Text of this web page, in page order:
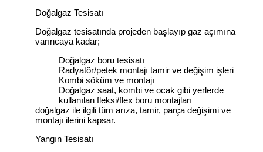
Doğalgaz Tesisatı
Doğalgaz tesisatında projeden başlayıp gaz açımına
varıncaya kadar;
Doğalgaz boru tesisatı
Radyatör/petek montajı tamir ve değişim işleri
Kombi söküm ve montajı
Doğalgaz saat, kombi ve ocak gibi yerlerde
kullanılan fleksi/flex boru montajları
doğalgaz ile ilgili tüm arıza, tamir, parça değişimi ve
montajı ilerini kapsar.
Yangın Tesisatı